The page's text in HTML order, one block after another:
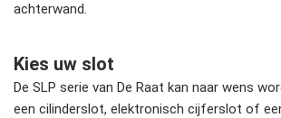
achterwand.
Kies uw slot
De SLP serie van De Raat kan naar wens
een cilinderslot, elektronisch cijferslot of